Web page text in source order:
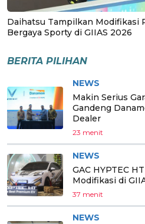
Daihatsu Tampilkan Modifikasi
Bergaya Sporty di GIIAS 2026
BERITA PILIHAN
NEWS
Makin Serius
Gandeng
Dealer
23 menit
NEWS
GAC HYPTEC
Modifikasi di
37 menit
NEWS